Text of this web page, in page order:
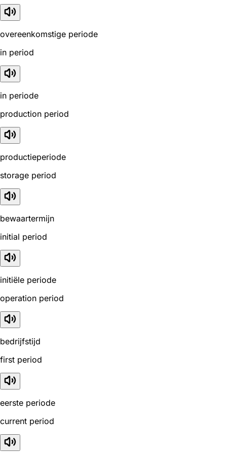
overeenkomstige periode
in period
in periode
production period
productieperiode
storage period
bewaartermijn
initial period
initiële periode
operation period
bedrijfstijd
first period
eerste periode
current period